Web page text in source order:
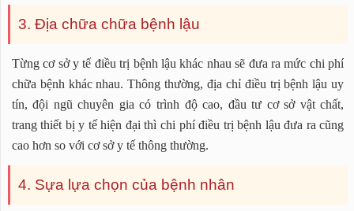
3. Địa chữa chữa bệnh lậu
Từng cơ sở y tế điều trị bệnh lậu khác nhau sẽ đưa ra mức chi phí
chữa bệnh khác nhau. Thông thường, địa chỉ điều trị bệnh lậu uy
tín, đội ngũ chuyên gia có trình độ cao, đầu tư cơ sở vật chất,
trang thiết bị y tế hiện đại thì chi phí điều trị bệnh lậu đưa ra cũng
cao hơn so với cơ sở y tế thông thường.
4. Sựa lựa chọn của bệnh nhân